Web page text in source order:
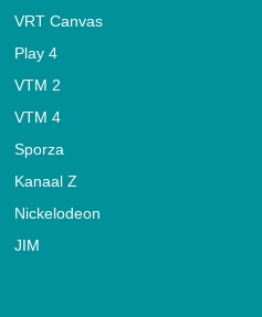
VRT Canvas
Play 4
VTM 2
VTM 4
Sporza
Kanaal Z
Nickelodeon
JIM